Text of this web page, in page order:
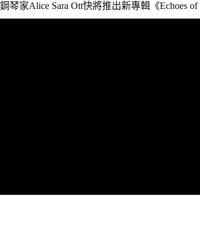
鋼琴家Alice Sara Ott快將推出新專輯《Echoes